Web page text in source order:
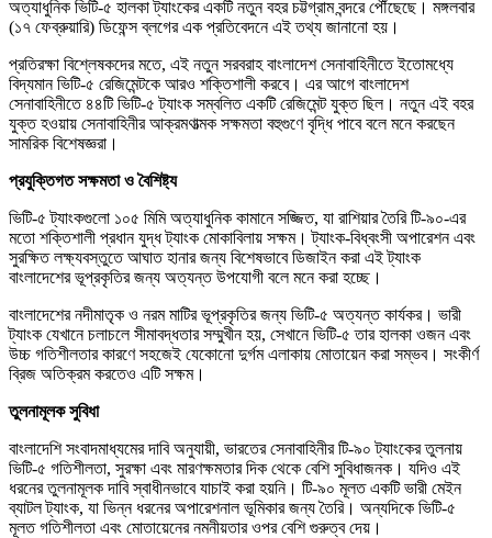
অত্যাধুনিক ভিটি-৫ হালকা ট্যাংকের একটি নতুন বহর চট্টগ্রাম বন্দরে পৌঁছেছে। মঙ্গলবার
(১৭ ফেব্রুয়ারি) ডিফেন্স ব্লগের এক প্রতিবেদনে এই তথ্য জানানো হয়।
প্রতিরক্ষা বিশ্লেষকদের মতে, এই নতুন সরবরাহ বাংলাদেশ সেনাবাহিনীতে ইতোমধ্যে
বিদ্যমান ভিটি-৫ রেজিমেন্টকে আরও শক্তিশালী করবে। এর আগে বাংলাদেশ
সেনাবাহিনীতে ৪৪টি ভিটি-৫ ট্যাংক সম্বলিত একটি রেজিমেন্ট যুক্ত ছিল। নতুন এই বহর
যুক্ত হওয়ায় সেনাবাহিনীর আক্রমণাত্মক সক্ষমতা বহুগুণে বৃদ্ধি পাবে বলে মনে করছেন
সামরিক বিশেষজ্ঞরা।
প্রযুক্তিগত সক্ষমতা ও বৈশিষ্ট্য
ভিটি-৫ ট্যাংকগুলো ১০৫ মিমি অত্যাধুনিক কামানে সজ্জিত, যা রাশিয়ার তৈরি টি-৯০-এর
মতো শক্তিশালী প্রধান যুদ্ধ ট্যাংক মোকাবিলায় সক্ষম। ট্যাংক-বিধ্বংসী অপারেশন এবং
সুরক্ষিত লক্ষ্যবস্তুতে আঘাত হানার জন্য বিশেষভাবে ডিজাইন করা এই ট্যাংক
বাংলাদেশের ভূপ্রকৃতির জন্য অত্যন্ত উপযোগী বলে মনে করা হচ্ছে।
বাংলাদেশের নদীমাতৃক ও নরম মাটির ভূপ্রকৃতির জন্য ভিটি-৫ অত্যন্ত কার্যকর। ভারী
ট্যাংক যেখানে চলাচলে সীমাবদ্ধতার সম্মুখীন হয়, সেখানে ভিটি-৫ তার হালকা ওজন এবং
উচ্চ গতিশীলতার কারণে সহজেই যেকোনো দুর্গম এলাকায় মোতায়েন করা সম্ভব। সংকীর্ণ
ব্রিজ অতিক্রম করতেও এটি সক্ষম।
তুলনামূলক সুবিধা
বাংলাদেশি সংবাদমাধ্যমের দাবি অনুযায়ী, ভারতের সেনাবাহিনীর টি-৯০ ট্যাংকের তুলনায়
ভিটি-৫ গতিশীলতা, সুরক্ষা এবং মারণক্ষমতার দিক থেকে বেশি সুবিধাজনক। যদিও এই
ধরনের তুলনামূলক দাবি স্বাধীনভাবে যাচাই করা হয়নি। টি-৯০ মূলত একটি ভারী মেইন
ব্যাটল ট্যাংক, যা ভিন্ন ধরনের অপারেশনাল ভূমিকার জন্য তৈরি। অন্যদিকে ভিটি-৫
মূলত গতিশীলতা এবং মোতায়েনের নমনীয়তার ওপর বেশি গুরুত্ব দেয়।